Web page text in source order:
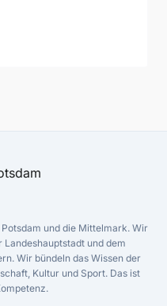
und die Mittelmark. Wir
und dem
Wir bündeln das Wissen der
Kultur und Sport. Das ist